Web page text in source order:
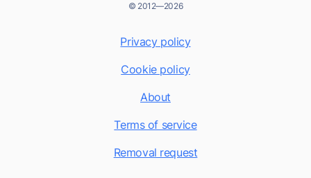
© 2012—2026
Privacy policy
Cookie policy
About
Terms of service
Removal request